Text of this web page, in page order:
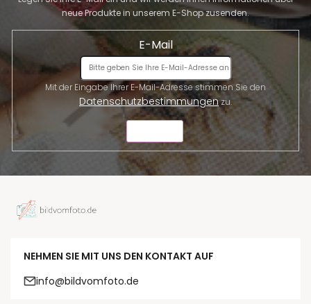
neue Produkte in unserem E-Shop zusenden.
E-Mail
Datenschutzbestimmungenzu.
NEHMEN SIE MIT UNS DEN KONTAKT AUF
info@bildvomfoto.de